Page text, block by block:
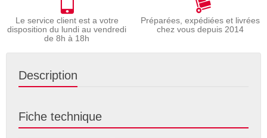
Le service client est a votre
disposition du lundi au vendredi
de 8h à 18h
Préparées, expédiées et livrées
chez vous depuis 2014
Description
Fiche technique